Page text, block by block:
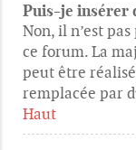
Puis-je insérer
Non, il n’est
ce forum. La
peut être
remplacée par
Haut